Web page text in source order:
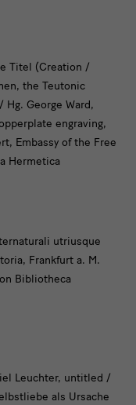
Titel (Creation /
the Teutonic
Hg. George Ward,
engraving,
Embassy of the Free
Hermetica
utriusque
, Frankfurt a. M.
Bibliotheca
Leuchter, untitled /
als Ursache